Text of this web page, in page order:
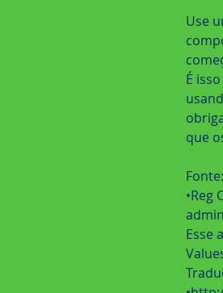
Use
É
que
Fonte:
•Reg
Esse